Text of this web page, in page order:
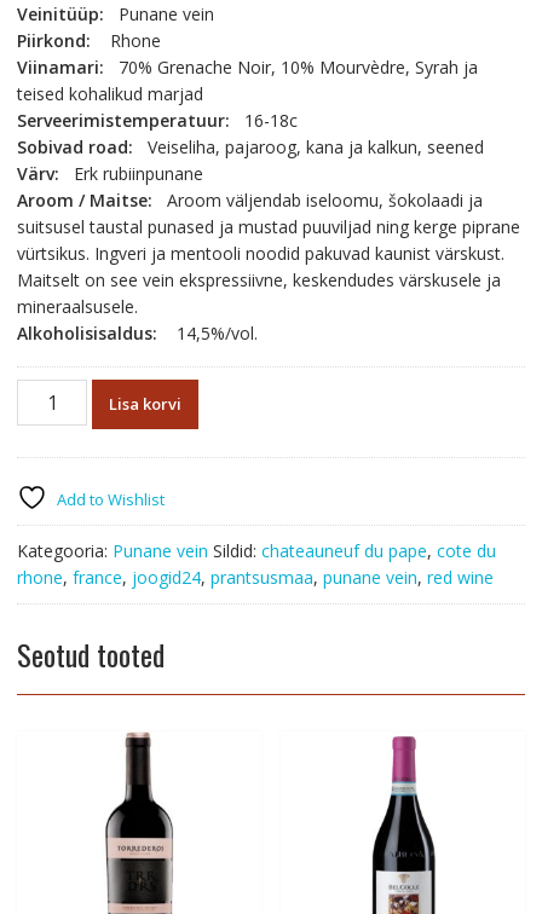
Veinitüüp: Punane vein
Piirkond: Rhone
Viinamari: 70% Grenache Noir, 10% Mourvèdre, Syrah ja
teised kohalikud marjad
Serveerimistemperatuur: 16-18c
Sobivad road: Veiseliha, pajaroog, kana ja kalkun, seened
Värv: Erk rubiinpunane
Aroom / Maitse: Aroom väljendab iseloomu, šokolaadi ja
suitsusel taustal punased ja mustad puuviljad ning kerge piprane
vürtsikus. Ingveri ja mentooli noodid pakuvad kaunist värskust.
Maitselt on see vein ekspressiivne, keskendudes värskusele ja
mineraalsusele.
Alkoholisisaldus:
14,5%/vol.
Domaine
Châteauneuf-
du-
Pape
kogus
Lisa korvi
Add to Wishlist
Kategooria: Punane vein Sildid: chateauneuf du pape, cote du
rhone, france, joogid24, prantsusmaa, punane vein, red wine
Seotud tooted